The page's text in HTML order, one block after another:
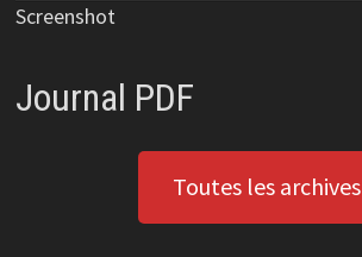
Screenshot
Journal PDF
Toutes les archives